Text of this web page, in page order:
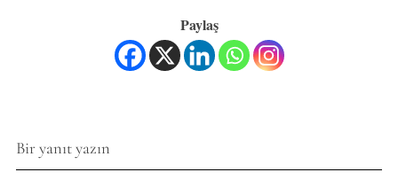
Paylaş
Bir yanıt yazın